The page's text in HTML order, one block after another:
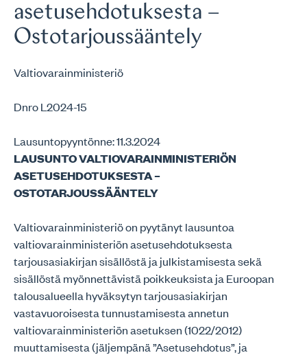
asetusehdotuksesta –
Ostotarjoussääntely
Valtiovarainministeriö
Dnro L2024-15
Lausuntopyyntönne: 11.3.2024
LAUSUNTO VALTIOVARAINMINISTERIÖN
ASETUSEHDOTUKSESTA –
OSTOTARJOUSSÄÄNTELY
Valtiovarainministeriö on pyytänyt lausuntoa
valtiovarainministeriön asetusehdotuksesta
tarjousasiakirjan sisällöstä ja julkistamisesta sekä
sisällöstä myönnettävistä poikkeuksista ja Euroopan
talousalueella hyväksytyn tarjousasiakirjan
vastavuoroisesta tunnustamisesta annetun
valtiovarainministeriön asetuksen (1022/2012)
muuttamisesta (jäljempänä ”Asetusehdotus”, ja